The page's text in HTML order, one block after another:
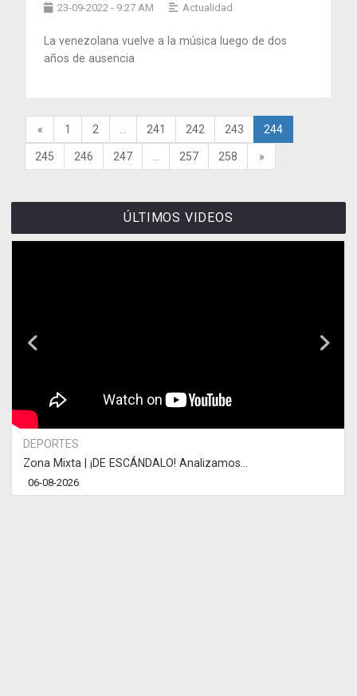
23-09-2022 - 9:27 AM Actualidad
La venezolana vuelve a la música luego de dos
años de ausencia
« 1 2 241 242 243 244
245 246 247 257 258 »
ÚLTIMOS VIDEOS
DEPORTES
Zona Mixta | ¡DE ESCÁNDALO! Analizamos...
06-08-2026